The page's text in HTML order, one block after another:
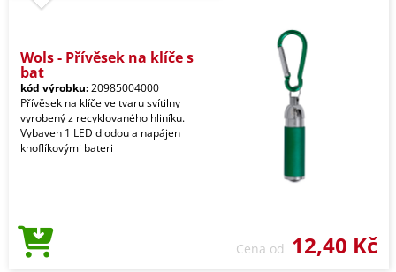
Wols - Přívěsek na klíče s
bat
kód výrobku:20985004000
Přívěsek na klíče ve tvaru svítilny
vyrobený z recyklovaného hliníku.
Vybaven 1 LED diodou a napájen
knoflíkovými bateri
Cena od 12,40 Kč